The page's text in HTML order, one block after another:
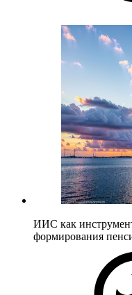
ИИС как
формирования